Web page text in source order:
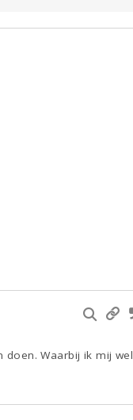
Waarbij ik mij wel